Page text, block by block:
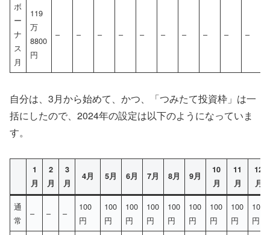
ボ
ー
ナ
ス
月
119
万
8800
円
– – – – – – – – – –
自分は、3月から始めて、かつ、「つみたて投資枠」は一
括にしたので、2024年の設定は以下のようになっていま
す。
1
月
2
月
3
月
4月 5月 6月 7月 8月 9月
10
月
11
月
12
月
通
常
– – –
100
円
100
円
100
円
100
円
100
円
100
円
100
円
100
円
100
円